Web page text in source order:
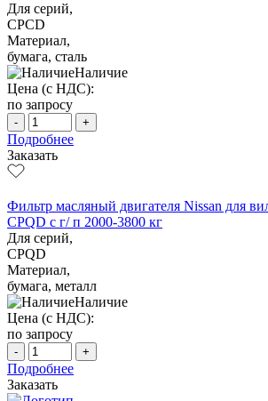
Для серий,
CPCD
Материал,
бумага, сталь
Наличие
Цена (с НДС):
по запросу
- +
Подробнее
Заказать
Фильтр масляный двигателя Nissan для
CPQD с г/ п 2000-3800 кг
Для серий,
CPQD
Материал,
бумага, металл
Наличие
Цена (с НДС):
по запросу
- +
Подробнее
Заказать